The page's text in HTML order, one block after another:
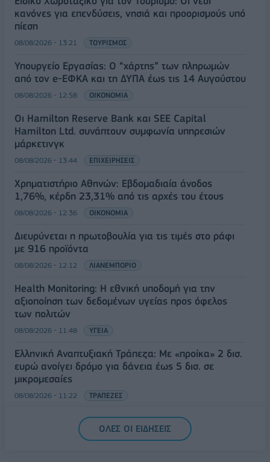
κανόνες για επενδύσεις, νησιά και προορισμούς υπό
πίεση
08/08/2026 - 13:21 ΤΟΥΡΙΣΜΟΣ
Υπουργείο Εργασίας: Ο “χάρτης” των πληρωμών
από τον e-ΕΦΚΑ και τη ΔΥΠΑ έως τις 14 Αυγούστου
08/08/2026 - 12:58 ΟΙΚΟΝΟΜΙΑ
Οι Hamilton Reserve Bank και SEE Capital
Hamilton Ltd. συνάπτουν συμφωνία υπηρεσιών
μάρκετινγκ
08/08/2026 - 13:44 ΕΠΙΧΕΙΡΗΣΕΙΣ
Χρηματιστήριο Αθηνών: Εβδομαδιαία άνοδος
1,76%, κέρδη 23,31% από τις αρχές του έτους
08/08/2026 - 12:36 ΟΙΚΟΝΟΜΙΑ
Διευρύνεται η πρωτοβουλία για τις τιμές στο ράφι
με 916 προϊόντα
08/08/2026 - 12:12 ΛΙΑΝΕΜΠΟΡΙΟ
Health Monitoring: Η εθνική υποδομή για την
αξιοποίηση των δεδομένων υγείας προς όφελος
των πολιτών
08/08/2026 - 11:48 ΥΓΕΙΑ
Ελληνική Αναπτυξιακή Τράπεζα: Με «προίκα» 2 δισ.
ευρώ ανοίγει δρόμο για δάνεια έως 5 δισ. σε
μικρομεσαίες
08/08/2026 - 11:22 ΤΡΑΠΕΖΕΣ
5G παντού, 6G στον ορίζοντα: Πού βρίσκεται η
Ελλάδα στη μεγάλη τεχνολογική μετάβαση
ΟΛΕΣ ΟΙ ΕΙΔΗΣΕΙΣ